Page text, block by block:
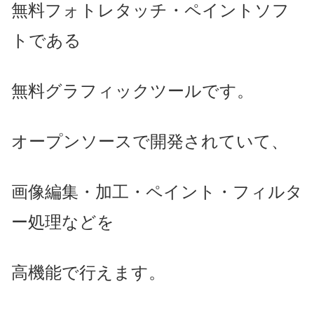
無料フォトレタッチ・ペイントソフ
トである
無料グラフィックツールです。
オープンソースで開発されていて、
画像編集・加工・ペイント・フィルタ
ー処理などを
高機能で行えます。